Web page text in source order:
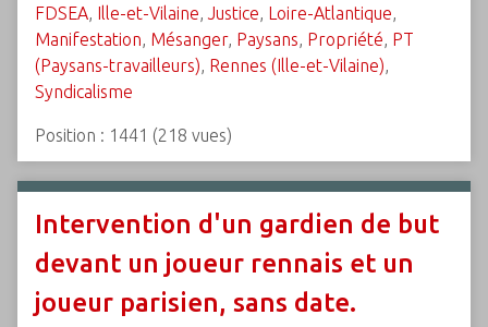
FDSEA, Ille-et-Vilaine, Justice, Loire-Atlantique,
Manifestation, Mésanger, Paysans, Propriété, PT
(Paysans-travailleurs), Rennes (Ille-et-Vilaine),
Syndicalisme
Position : 1441 (218 vues)
Intervention d'un gardien de but
devant un joueur rennais et un
joueur parisien, sans date.